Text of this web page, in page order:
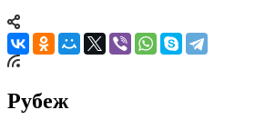
Рубеж